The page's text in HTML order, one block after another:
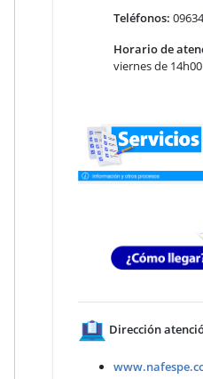
Teléfonos:
Horario de
viernes de
Dirección